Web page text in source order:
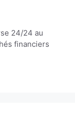
24/24 au
financiers